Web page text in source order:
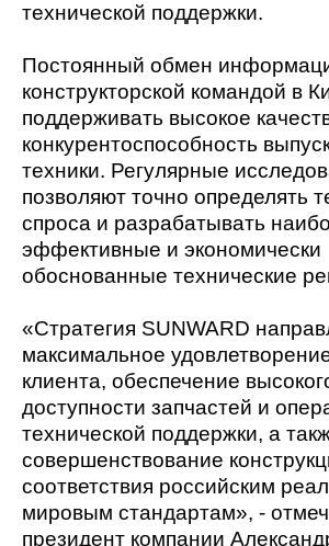
технической поддержки.
Постоянный обмен
конструкторской командой в
поддерживать высокое
конкурентоспособность
техники. Регулярные
позволяют точно определять
спроса и разрабатывать
эффективные и экономически
обоснованные технические
«Стратегия SUNWARD
максимальное
клиента, обеспечение
доступности запчастей и
технической поддержки, а
совершенствование
соответствия российским
мировым стандартам», -
президент компании